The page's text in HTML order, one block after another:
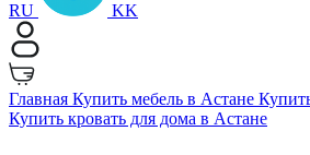
RU KK
Главная Купить мебель в Астане
Купить кровать для дома в Астане